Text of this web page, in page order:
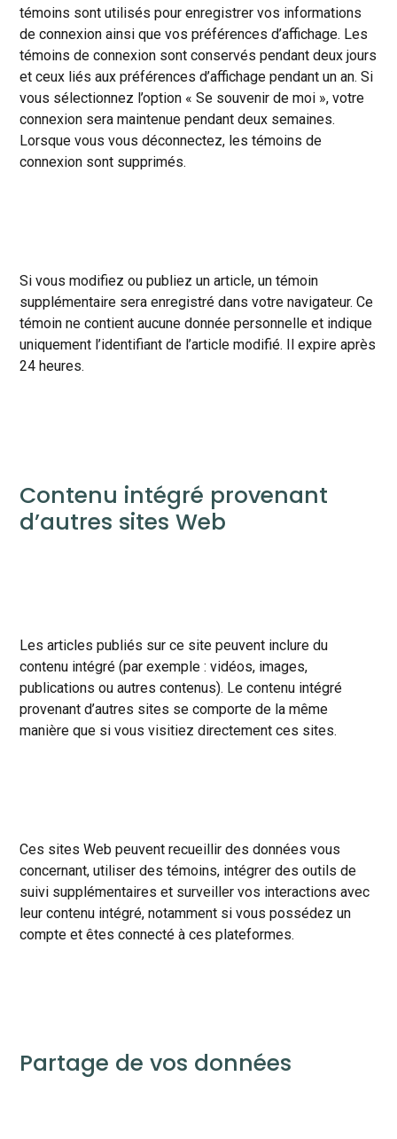
témoins sont utilisés pour enregistrer vos informations
de connexion ainsi que vos préférences d’affichage. Les
témoins de connexion sont conservés pendant deux jours
et ceux liés aux préférences d’affichage pendant un an. Si
vous sélectionnez l’option « Se souvenir de moi », votre
connexion sera maintenue pendant deux semaines.
Lorsque vous vous déconnectez, les témoins de
connexion sont supprimés.
Si vous modifiez ou publiez un article, un témoin
supplémentaire sera enregistré dans votre navigateur. Ce
témoin ne contient aucune donnée personnelle et indique
uniquement l’identifiant de l’article modifié. Il expire après
24 heures.
Contenu intégré provenant
d’autres sites Web
Les articles publiés sur ce site peuvent inclure du
contenu intégré (par exemple : vidéos, images,
publications ou autres contenus). Le contenu intégré
provenant d’autres sites se comporte de la même
manière que si vous visitiez directement ces sites.
Ces sites Web peuvent recueillir des données vous
concernant, utiliser des témoins, intégrer des outils de
suivi supplémentaires et surveiller vos interactions avec
leur contenu intégré, notamment si vous possédez un
compte et êtes connecté à ces plateformes.
Partage de vos données